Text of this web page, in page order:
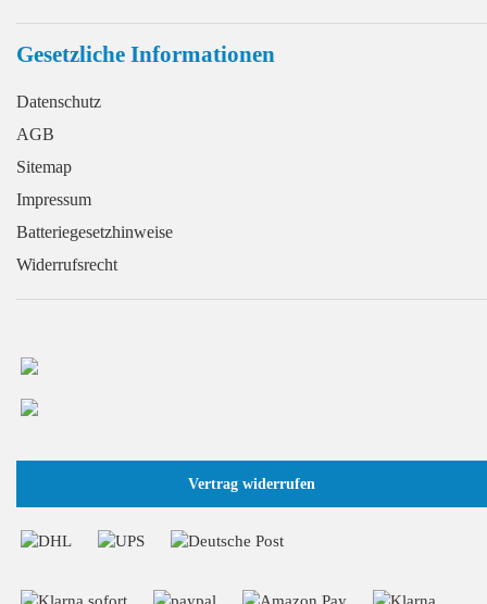
Gesetzliche Informationen
Datenschutz
AGB
Sitemap
Impressum
Batteriegesetzhinweise
Widerrufsrecht
Vertrag widerrufen